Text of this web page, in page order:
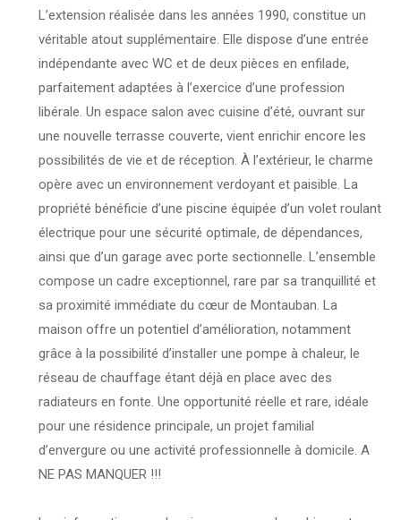
L’extension réalisée dans les années 1990, constitue un
véritable atout supplémentaire. Elle dispose d’une entrée
indépendante avec WC et de deux pièces en enfilade,
parfaitement adaptées à l’exercice d’une profession
libérale. Un espace salon avec cuisine d’été, ouvrant sur
une nouvelle terrasse couverte, vient enrichir encore les
possibilités de vie et de réception. À l’extérieur, le charme
opère avec un environnement verdoyant et paisible. La
propriété bénéficie d’une piscine équipée d’un volet roulant
électrique pour une sécurité optimale, de dépendances,
ainsi que d’un garage avec porte sectionnelle. L’ensemble
compose un cadre exceptionnel, rare par sa tranquillité et
sa proximité immédiate du cœur de Montauban. La
maison offre un potentiel d’amélioration, notamment
grâce à la possibilité d’installer une pompe à chaleur, le
réseau de chauffage étant déjà en place avec des
radiateurs en fonte. Une opportunité réelle et rare, idéale
pour une résidence principale, un projet familial
d’envergure ou une activité professionnelle à domicile. A
NE PAS MANQUER !!!